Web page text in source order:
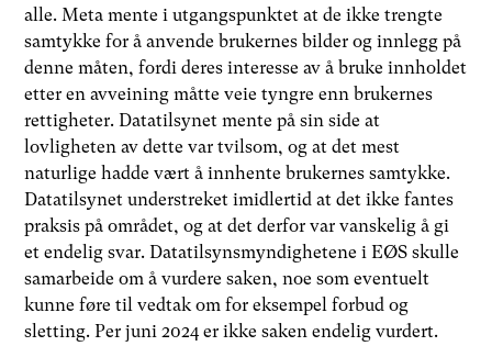
alle. Meta mente i utgangspunktet at de ikke trengte
samtykke for å anvende brukernes bilder og innlegg på
denne måten, fordi deres interesse av å bruke innholdet
etter en avveining måtte veie tyngre enn brukernes
rettigheter. Datatilsynet mente på sin side at
lovligheten av dette var tvilsom, og at det mest
naturlige hadde vært å innhente brukernes samtykke.
Datatilsynet understreket imidlertid at det ikke fantes
praksis på området, og at det derfor var vanskelig å gi
et endelig svar. Datatilsynsmyndighetene i EØS skulle
samarbeide om å vurdere saken, noe som eventuelt
kunne føre til vedtak om for eksempel forbud og
sletting. Per juni 2024 er ikke saken endelig vurdert.